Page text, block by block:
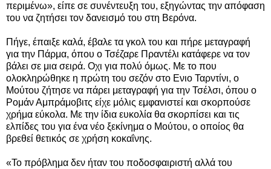
περιμένω», είπε σε συνέντευξη του, εξηγώντας την απόφαση
του να ζητήσει τον δανεισμό του στη Βερόνα.
Πήγε, έπαιξε καλά, έβαλε τα γκολ του και πήρε μεταγραφή
για την Πάρμα, όπου ο Τσέζαρε Πραντέλι κατάφερε να τον
βάλει σε μια σειρά. Οχι για πολύ όμως. Με το που
ολοκληρώθηκε η πρώτη του σεζόν στο Ενιο Ταρντίνι, ο
Μούτου ζήτησε να πάρει μεταγραφή για την Τσέλσι, όπου ο
Ρομάν Αμπράμοβιτς είχε μόλις εμφανιστεί και σκορπούσε
χρήμα εύκολα. Με την ίδια ευκολία θα σκορπίσει και τις
ελπίδες του για ένα νέο ξεκίνημα ο Μούτου, ο οποίος θα
βρεθεί θετικός σε χρήση κοκαΐνης.
«Το πρόβλημα δεν ήταν του ποδοσφαιριστή αλλά του